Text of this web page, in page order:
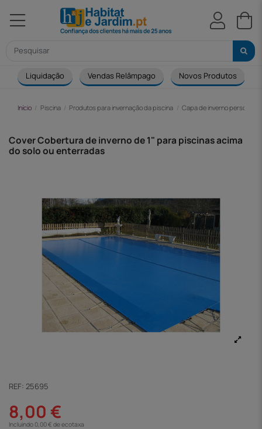
Liquidação Vendas Relâmpago Novos Produtos
Início Piscina Produtos para invernação da piscina Capa de inverno
Cover Cobertura de inverno de 1" para piscinas acima
do solo ou enterradas
REF: 25695
8,00 €
Incluindo 0,00 € de ecotaxa